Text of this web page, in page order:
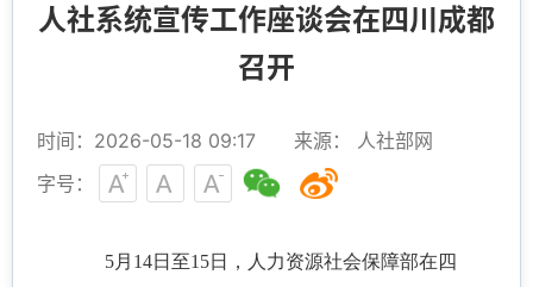
人社系统宣传工作座谈会在四川成都
召开
时间：2026-05-18 09:17
来源： 人社部网
字号：
5月14日至15日，人力资源社会保障部在四